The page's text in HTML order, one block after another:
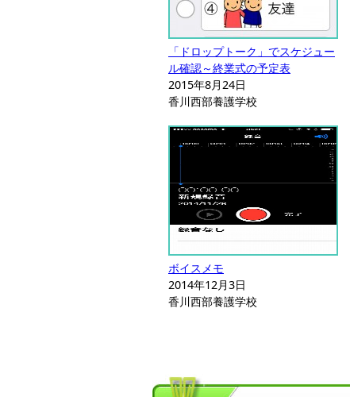
「ドロップトーク」でスケジュー
ル確認～終業式の予定表
2015年8月24日
香川西部養護学校
ボイスメモ
2014年12月3日
香川西部養護学校